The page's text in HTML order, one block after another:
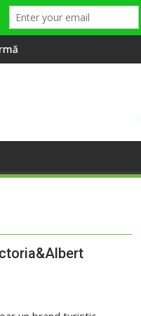
centru cultural și de
Când luna devine o